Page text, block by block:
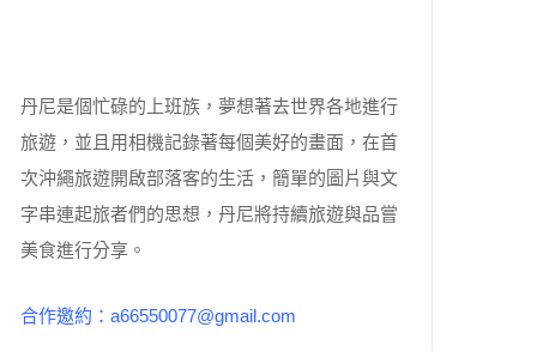
丹尼是個忙碌的上班族，夢想著去世界各地進行
旅遊，並且用相機記錄著每個美好的畫面，在首
次沖繩旅遊開啟部落客的生活，簡單的圖片與文
字串連起旅者們的思想，丹尼將持續旅遊與品嘗
美食進行分享。
合作邀約：a66550077@gmail.com